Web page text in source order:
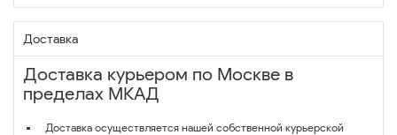
Доставка
Доставка курьером по Москве в
пределах МКАД
Доставка осуществляется нашей собственной курьерской